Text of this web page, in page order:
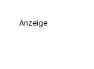
Anzeige